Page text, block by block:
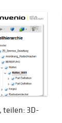
teilen: 3D-